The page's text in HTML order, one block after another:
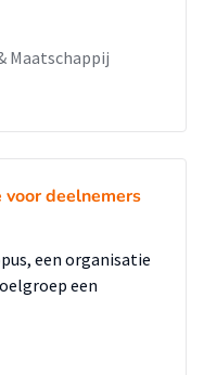
Maatschappij
deelnemers
een organisatie
een